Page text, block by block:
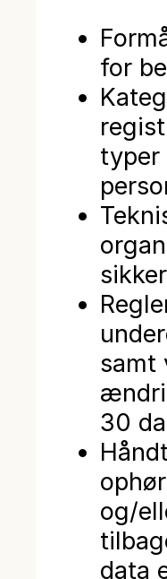
for
typer
samt
30
og/
data